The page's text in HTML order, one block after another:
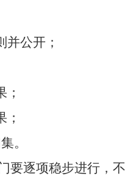
并公开；
；
；
。
要逐项稳步进行，